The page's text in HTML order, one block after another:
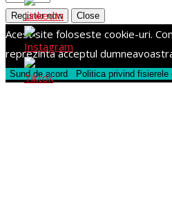
Register now Close
Acest site foloseste cookie-uri.
reprezinta acceptul
Sund de acord Politica privind fisierele